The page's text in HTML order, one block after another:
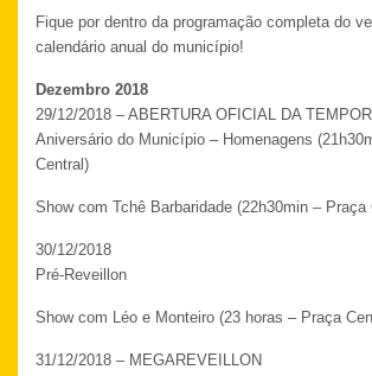
Fique por dentro da programação completa do
calendário anual do município!
Dezembro 2018
29/12/2018 – ABERTURA OFICIAL DA
Aniversário do Município – Homenagens
Central)
Show com Tchê Barbaridade (22h30min – Praça
30/12/2018
Pré-Reveillon
Show com Léo e Monteiro (23 horas – Praça
31/12/2018 – MEGAREVEILLON